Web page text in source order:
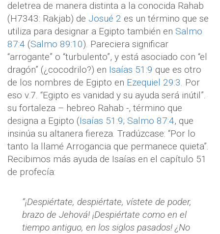
deletrea de manera distinta a la conocida Rahab
(H7343: Rakjab) de Josué 2 es un término que se
utiliza para designar a Egipto también en Salmo
87:4 (Salmo 89:10). Pareciera significar
“arrogante” o “turbulento”, y está asociado con “el
dragón” (¿cocodrilo?) en Isaías 51:9 que es otro
de los nombres de Egipto en Ezequiel 29:3. Por
eso v.7. “Egipto es vanidad y su ayuda será inútil”.
su fortaleza – hebreo Rahab -, término que
designa a Egipto (Isaías 51:9; Salmo 87:4, que
insinúa su altanera fiereza. Tradúzcase: “Por lo
tanto la llamé Arrogancia que permanece quieta”.
Recibimos más ayuda de Isaías en el capítulo 51
de profecía:
“¡Despiértate, despiértate, vístete de poder,
brazo de Jehová! ¡Despiértate como en el
tiempo antiguo, en los siglos pasados! ¿No